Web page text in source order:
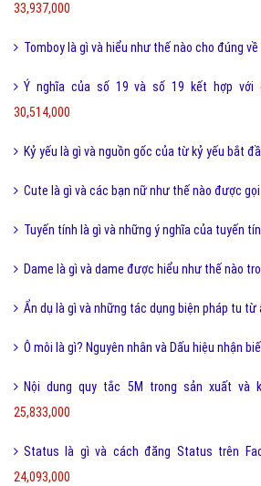
33,937,000
Tomboy là gì và hiểu như thế nào cho đúng về
Ý nghĩa của số 19 và số 19 kết hợp với
30,514,000
Kỷ yếu là gì và nguồn gốc của từ kỷ yếu bắt
Cute là gì và các bạn nữ như thế nào được
Tuyến tính là gì và những ý nghĩa của tuyến
Dame là gì và dame được hiểu như thế nào
Ẩn dụ là gì và những tác dụng biện pháp tu từ
Ô môi là gì? Nguyên nhân và Dấu hiệu nhận
Nội dung quy tắc 5M trong sản xuất và
25,833,000
Status là gì và cách đăng Status trên
24,093,000